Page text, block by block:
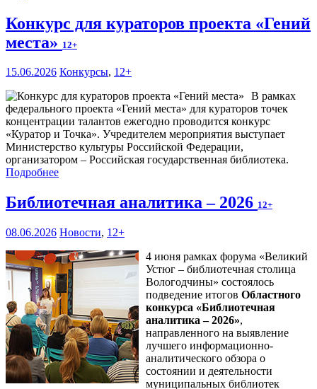
Конкурс для кураторов проекта «Гений
места» 12+
15.06.2026 Конкурсы, 12+
В рамках
федерального проекта «Гений места» для кураторов точек
концентрации талантов ежегодно проводится конкурс
«Куратор и Точка». Учредителем мероприятия выступает
Министерство культуры Российской Федерации,
организатором – Российская государственная библиотека.
Подробнее
Библиотечная аналитика – 2026 12+
08.06.2026 Новости, 12+
4 июня рамках форума «Великий
Устюг – библиотечная столица
Вологодчины» состоялось
подведение итогов Областного
конкурса «Библиотечная
аналитика – 2026»,
направленного на выявление
лучшего информационно-
аналитического обзора о
состоянии и деятельности
муниципальных библиотек